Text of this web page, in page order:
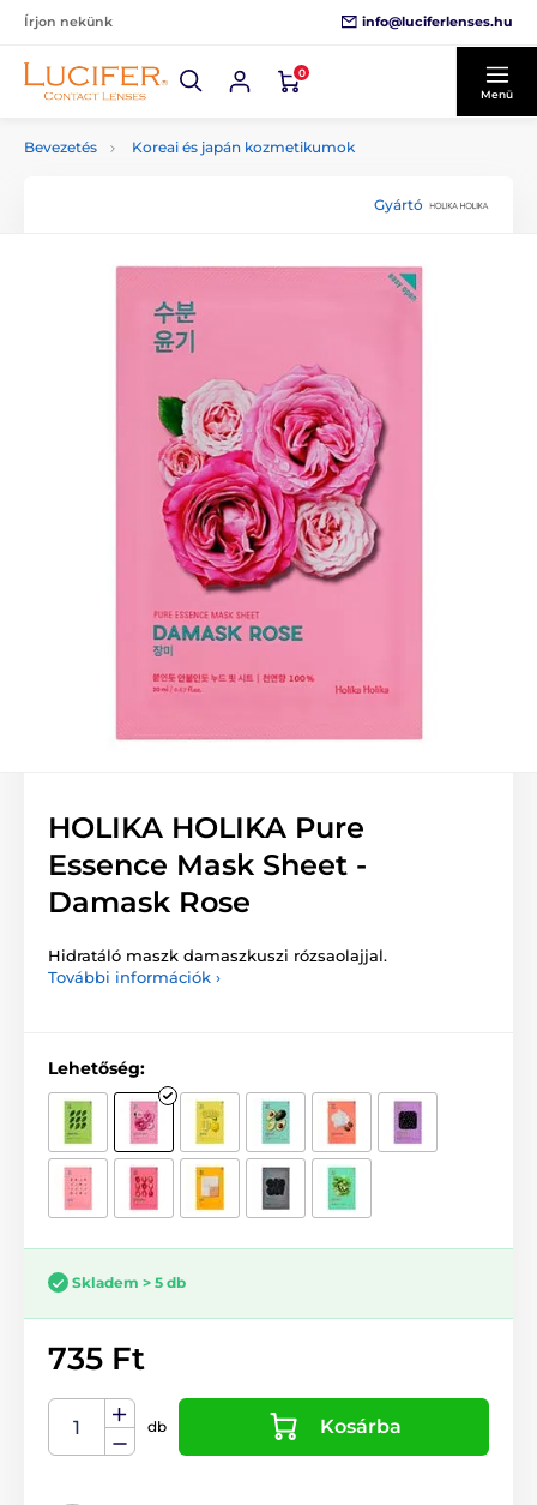
Írjon nekünk info@luciferlenses.hu
0
Menü
Bevezetés Koreai és japán kozmetikumok
Gyártó
HOLIKA HOLIKA Pure
Essence Mask Sheet -
Damask Rose
Hidratáló maszk damaszkuszi rózsaolajjal.
További információk ›
Lehetőség:
Skladem > 5 db
735 Ft
db Kosárba